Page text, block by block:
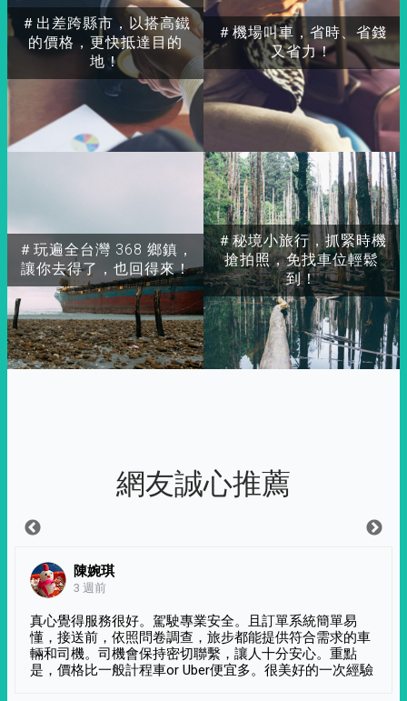
＃出差跨縣市，以搭高鐵
的價格，更快抵達目的
地！
＃玩遍全台灣 368 鄉鎮，
讓你去得了，也回得來！
＃秘境小旅行，抓緊時機
搶拍照，免找車位輕鬆
到！
＃機場叫車，省時、省錢
又省力！
網友誠心推薦
陳婉琪
3 週前
真心覺得服務很好。駕駛專業安全。且訂單系統簡單易
懂，接送前，依照問卷調查，旅步都能提供符合需求的車
輛和司機。司機會保持密切聯繫，讓人十分安心。重點
是，價格比一般計程車or Uber便宜多。很美好的一次經驗